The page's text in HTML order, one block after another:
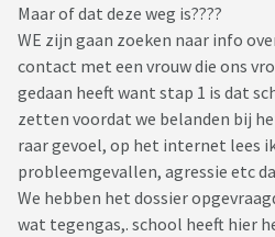
Maar of dat deze weg is????
WE zijn gaan zoeken naar info
contact met een vrouw die ons
gedaan heeft want stap 1 is dat
zetten voordat we belanden bij
raar gevoel, op het internet lees
probleemgevallen, agressie etc
We hebben het dossier
wat tegengas,. school heeft hier